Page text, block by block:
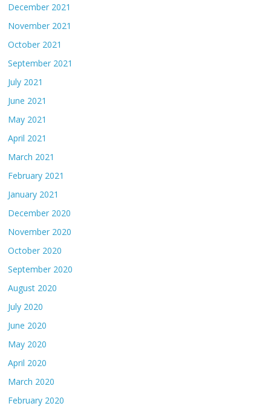
December 2021
November 2021
October 2021
September 2021
July 2021
June 2021
May 2021
April 2021
March 2021
February 2021
January 2021
December 2020
November 2020
October 2020
September 2020
August 2020
July 2020
June 2020
May 2020
April 2020
March 2020
February 2020